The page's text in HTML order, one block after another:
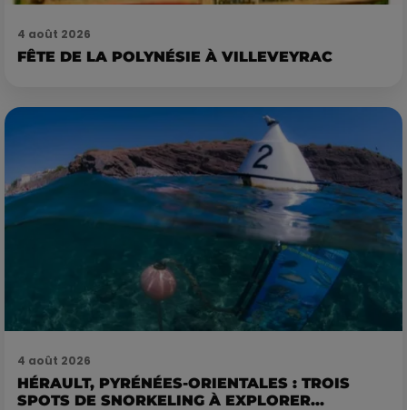
4 août 2026
FÊTE DE LA POLYNÉSIE À VILLEVEYRAC
4 août 2026
HÉRAULT, PYRÉNÉES-ORIENTALES : TROIS
SPOTS DE SNORKELING À EXPLORER...